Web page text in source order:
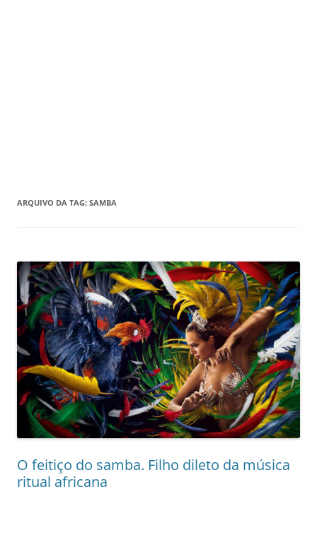
ARQUIVO DA TAG: SAMBA
O feitiço do samba. Filho dileto da música
ritual africana